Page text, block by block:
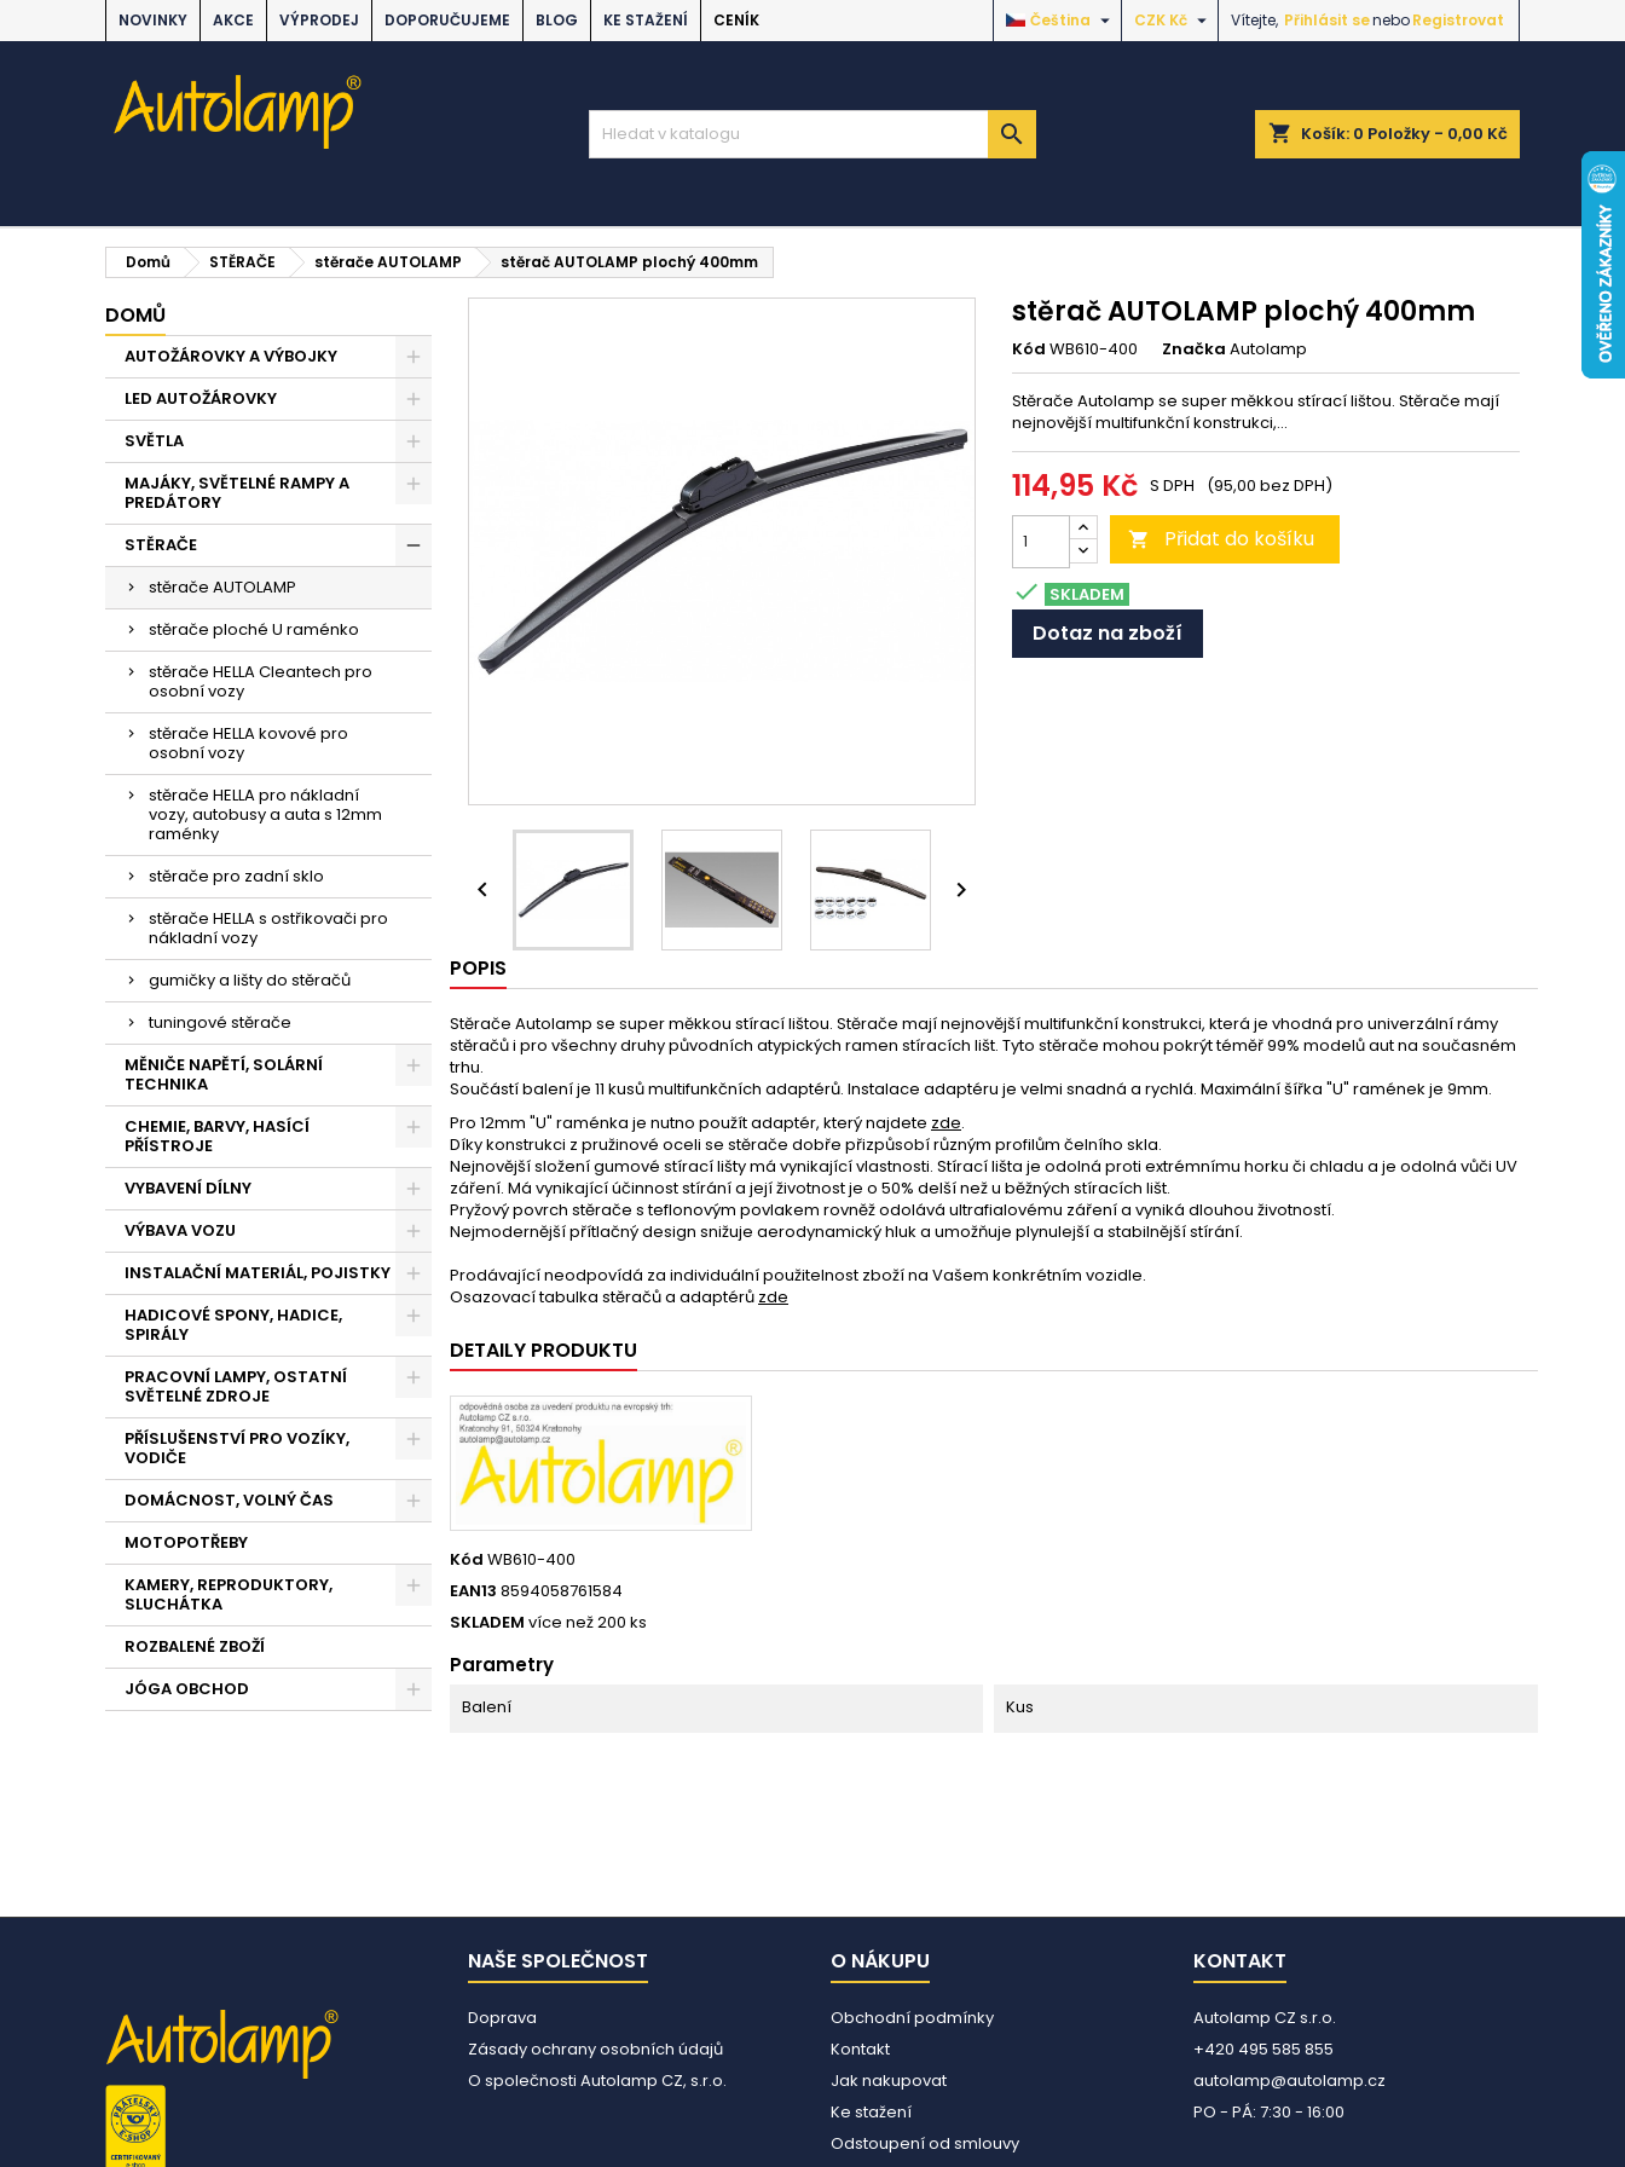
NOVINKY AKCE VÝPRODEJ DOPORUČUJEME BLOG KE STAŽENÍ CENÍK Vítejte, Přihlásit seneboRegistrovat
CZK Kč 
Čeština 
shopping_cart Košík: 0 Položky - 0,00 Kč

Domů STĚRAČE stěrače AUTOLAMP stěrač AUTOLAMP plochý 400mm
DOMŮ
AUTOŽÁROVKY A VÝBOJKY
LED AUTOŽÁROVKY
SVĚTLA
MAJÁKY, SVĚTELNÉ RAMPY A
PREDÁTORY
STĚRAČE
stěrače AUTOLAMP
stěrače ploché U raménko
stěrače HELLA Cleantech pro
osobní vozy
stěrače HELLA kovové pro
osobní vozy
stěrače HELLA pro nákladní
vozy, autobusy a auta s 12mm
raménky
stěrače pro zadní sklo
stěrače HELLA s ostřikovači pro
nákladní vozy
gumičky a lišty do stěračů
tuningové stěrače
MĚNIČE NAPĚTÍ, SOLÁRNÍ
TECHNIKA
CHEMIE, BARVY, HASÍCÍ
PŘÍSTROJE
VYBAVENÍ DÍLNY
VÝBAVA VOZU
INSTALAČNÍ MATERIÁL, POJISTKY
HADICOVÉ SPONY, HADICE,
SPIRÁLY
PRACOVNÍ LAMPY, OSTATNÍ
SVĚTELNÉ ZDROJE
PŘÍSLUŠENSTVÍ PRO VOZÍKY,
VODIČE
DOMÁCNOST, VOLNÝ ČAS
MOTOPOTŘEBY
KAMERY, REPRODUKTORY,
SLUCHÁTKA
ROZBALENÉ ZBOŽÍ
JÓGA OBCHOD
 
stěrač AUTOLAMP plochý 400mm
Kód WB610-400 Značka Autolamp
Stěrače Autolamp se super měkkou stírací lištou. Stěrače mají
nejnovější multifunkční konstrukci,...
114,95 Kč S DPH (95,00 bez DPH)
 Přidat do košíku
 SKLADEM
Dotaz na zboží
POPIS
Stěrače Autolamp se super měkkou stírací lištou. Stěrače mají nejnovější multifunkční konstrukci, která je vhodná pro univerzální rámy
stěračů i pro všechny druhy původních atypických ramen stíracích lišt. Tyto stěrače mohou pokrýt téměř 99% modelů aut na současném
trhu.
Součástí balení je 11 kusů multifunkčních adaptérů. Instalace adaptéru je velmi snadná a rychlá. Maximální šířka "U" ramének je 9mm.
Pro 12mm "U" raménka je nutno použít adaptér, který najdete zde.
Díky konstrukci z pružinové oceli se stěrače dobře přizpůsobí různým profilům čelního skla.
Nejnovější složení gumové stírací lišty má vynikající vlastnosti. Stírací lišta je odolná proti extrémnímu horku či chladu a je odolná vůči UV
záření. Má vynikající účinnost stírání a její životnost je o 50% delší než u běžných stíracích lišt.
Pryžový povrch stěrače s teflonovým povlakem rovněž odolává ultrafialovému záření a vyniká dlouhou životností.
Nejmodernější přítlačný design snižuje aerodynamický hluk a umožňuje plynulejší a stabilnější stírání.
Prodávající neodpovídá za individuální použitelnost zboží na Vašem konkrétním vozidle.
Osazovací tabulka stěračů a adaptérů zde
DETAILY PRODUKTU
Kód WB610-400
EAN13 8594058761584
SKLADEM více než 200 ks
Parametry
Balení Kus
NAŠE SPOLEČNOST
Doprava
Zásady ochrany osobních údajů
O společnosti Autolamp CZ, s.r.o.
O NÁKUPU
Obchodní podmínky
Kontakt
Jak nakupovat
Ke stažení
Odstoupení od smlouvy
KONTAKT
Autolamp CZ s.r.o.
+420 495 585 855
autolamp@autolamp.cz
PO - PÁ: 7:30 - 16:00